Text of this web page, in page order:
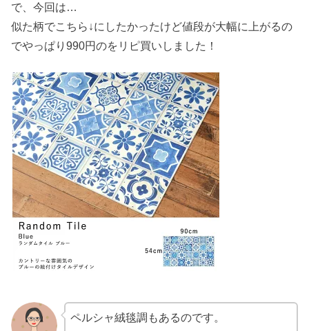
で、今回は…
似た柄でこちら↓にしたかったけど値段が大幅に上がるの
でやっぱり990円のをリピ買いしました！
ペルシャ絨毯調もあるのです。